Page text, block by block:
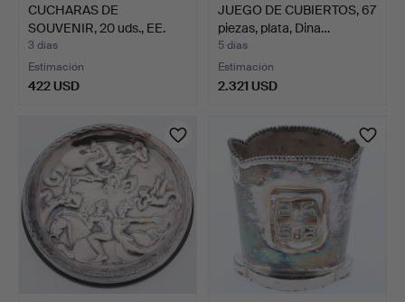
CUCHARAS DE
SOUVENIR, 20 uds., EE.
UU., ma…
3 días
Estimación
422 USD
JUEGO DE CUBIERTOS, 67
piezas, plata, Dina…
5 días
Estimación
2.321 USD